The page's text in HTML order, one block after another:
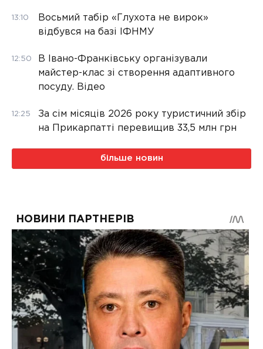
13:10
Восьмий табір «Глухота не вирок»
відбувся на базі ІФНМУ
12:50
В Івано-Франківську організували
майстер-клас зі створення адаптивного
посуду. Відео
12:25
За сім місяців 2026 року туристичний збір
на Прикарпатті перевищив 33,5 млн грн
більше новин